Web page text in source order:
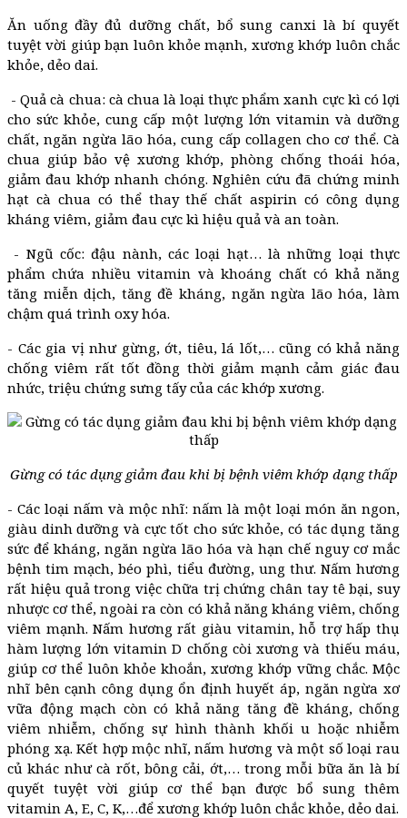
Ăn uống đầy đủ dưỡng chất, bổ sung canxi là bí quyết
tuyệt vời giúp bạn luôn khỏe mạnh, xương khớp luôn chắc
khỏe, dẻo dai.
- Quả cà chua: cà chua là loại thực phẩm xanh cực kì có lợi
cho sức khỏe, cung cấp một lượng lớn vitamin và dưỡng
chất, ngăn ngừa lão hóa, cung cấp collagen cho cơ thể. Cà
chua giúp bảo vệ xương khớp, phòng chống thoái hóa,
giảm đau khớp nhanh chóng. Nghiên cứu đã chứng minh
hạt cà chua có thể thay thế chất aspirin có công dụng
kháng viêm, giảm đau cực kì hiệu quả và an toàn.
- Ngũ cốc: đậu nành, các loại hạt… là những loại thực
phẩm chứa nhiều vitamin và khoáng chất có khả năng
tăng miễn dịch, tăng đề kháng, ngăn ngừa lão hóa, làm
chậm quá trình oxy hóa.
- Các gia vị như gừng, ớt, tiêu, lá lốt,… cũng có khả năng
chống viêm rất tốt đồng thời giảm mạnh cảm giác đau
nhức, triệu chứng sưng tấy của các khớp xương.
Gừng có tác dụng giảm đau khi bị bệnh viêm khớp dạng thấp
- Các loại nấm và mộc nhĩ: nấm là một loại món ăn ngon,
giàu dinh dưỡng và cực tốt cho sức khỏe, có tác dụng tăng
sức để kháng, ngăn ngừa lão hóa và hạn chế nguy cơ mắc
bệnh tim mạch, béo phì, tiểu đường, ung thư. Nấm hương
rất hiệu quả trong việc chữa trị chứng chân tay tê bại, suy
nhược cơ thể, ngoài ra còn có khả năng kháng viêm, chống
viêm mạnh. Nấm hương rất giàu vitamin, hỗ trợ hấp thụ
hàm lượng lớn vitamin D chống còi xương và thiếu máu,
giúp cơ thể luôn khỏe khoắn, xương khớp vững chắc. Mộc
nhĩ bên cạnh công dụng ổn định huyết áp, ngăn ngừa xơ
vữa động mạch còn có khả năng tăng đề kháng, chống
viêm nhiễm, chống sự hình thành khối u hoặc nhiễm
phóng xạ. Kết hợp mộc nhĩ, nấm hương và một số loại rau
củ khác như cà rốt, bông cải, ớt,… trong mỗi bữa ăn là bí
quyết tuyệt vời giúp cơ thể bạn được bổ sung thêm
vitamin A, E, C, K,…để xương khớp luôn chắc khỏe, dẻo dai.